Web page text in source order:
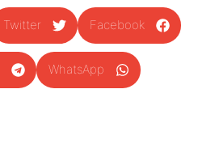
Facebook
Twitter
WhatsApp